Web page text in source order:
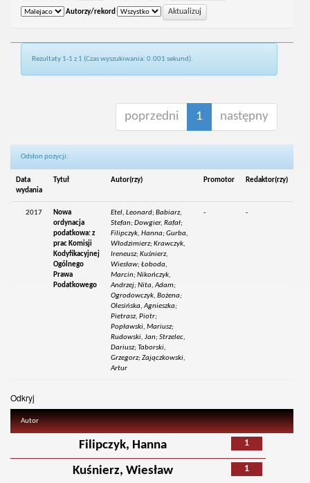
Autorzy/rekord
Rezultaty 1-1 z 1 (Czas wyszukiwania: 0.001 sekund).
poprzedni 1 następny
Odsłon pozycji:
Data
wydania
Tytuł Autor(rzy) Promotor Redaktor(rzy)
2017
Nowa
ordynacja
podatkowa: z
prac Komisji
Kodyfikacyjnej
Ogólnego
Prawa
Podatkowego
Etel, Leonard; Babiarz,
Stefan; Dowgier, Rafał;
Filipczyk, Hanna; Gurba,
Włodzimierz; Krawczyk,
Ireneusz; Kuśnierz,
Wiesław; Łoboda,
Marcin; Nikończyk,
Andrzej; Nita, Adam;
Ogrodowczyk, Bożena;
Olesińska, Agnieszka;
Pietrasz, Piotr;
Popławski, Mariusz;
Rudowski, Jan; Strzelec,
Dariusz; Taborski,
Grzegorz; Zajączkowski,
Artur
- -
Odkryj
Autor
1
Filipczyk, Hanna
1
Kuśnierz, Wiesław